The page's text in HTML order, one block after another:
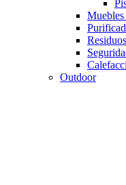
Outdoor